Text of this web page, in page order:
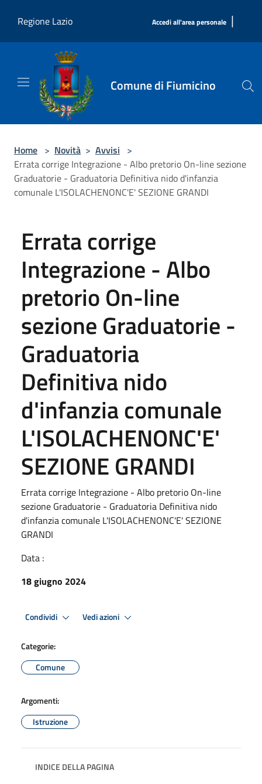
Regione Lazio
Accedi all'area personale |
Comune di Fiumicino
Home > Novità > Avvisi >
Errata corrige Integrazione - Albo pretorio On-line sezione
Graduatorie - Graduatoria Definitiva nido d'infanzia
comunale L'ISOLACHENONC'E' SEZIONE GRANDI
Errata corrige
Integrazione - Albo
pretorio On-line
sezione Graduatorie -
Graduatoria
Definitiva nido
d'infanzia comunale
L'ISOLACHENONC'E'
SEZIONE GRANDI
Errata corrige Integrazione - Albo pretorio On-line
sezione Graduatorie - Graduatoria Definitiva nido
d'infanzia comunale L'ISOLACHENONC'E' SEZIONE
GRANDI
Data :
18 giugno 2024
Condividi Vedi azioni
Categorie:
Comune
Argomenti:
Istruzione
INDICE DELLA PAGINA